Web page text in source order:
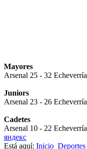
Mayores
Arsenal 25 - 32 Echeverría
Juniors
Arsenal 23 - 26 Echeverría
Cadetes
Arsenal 10 - 22 Echeverría
яндекс
Está aquí: Inicio Deportes